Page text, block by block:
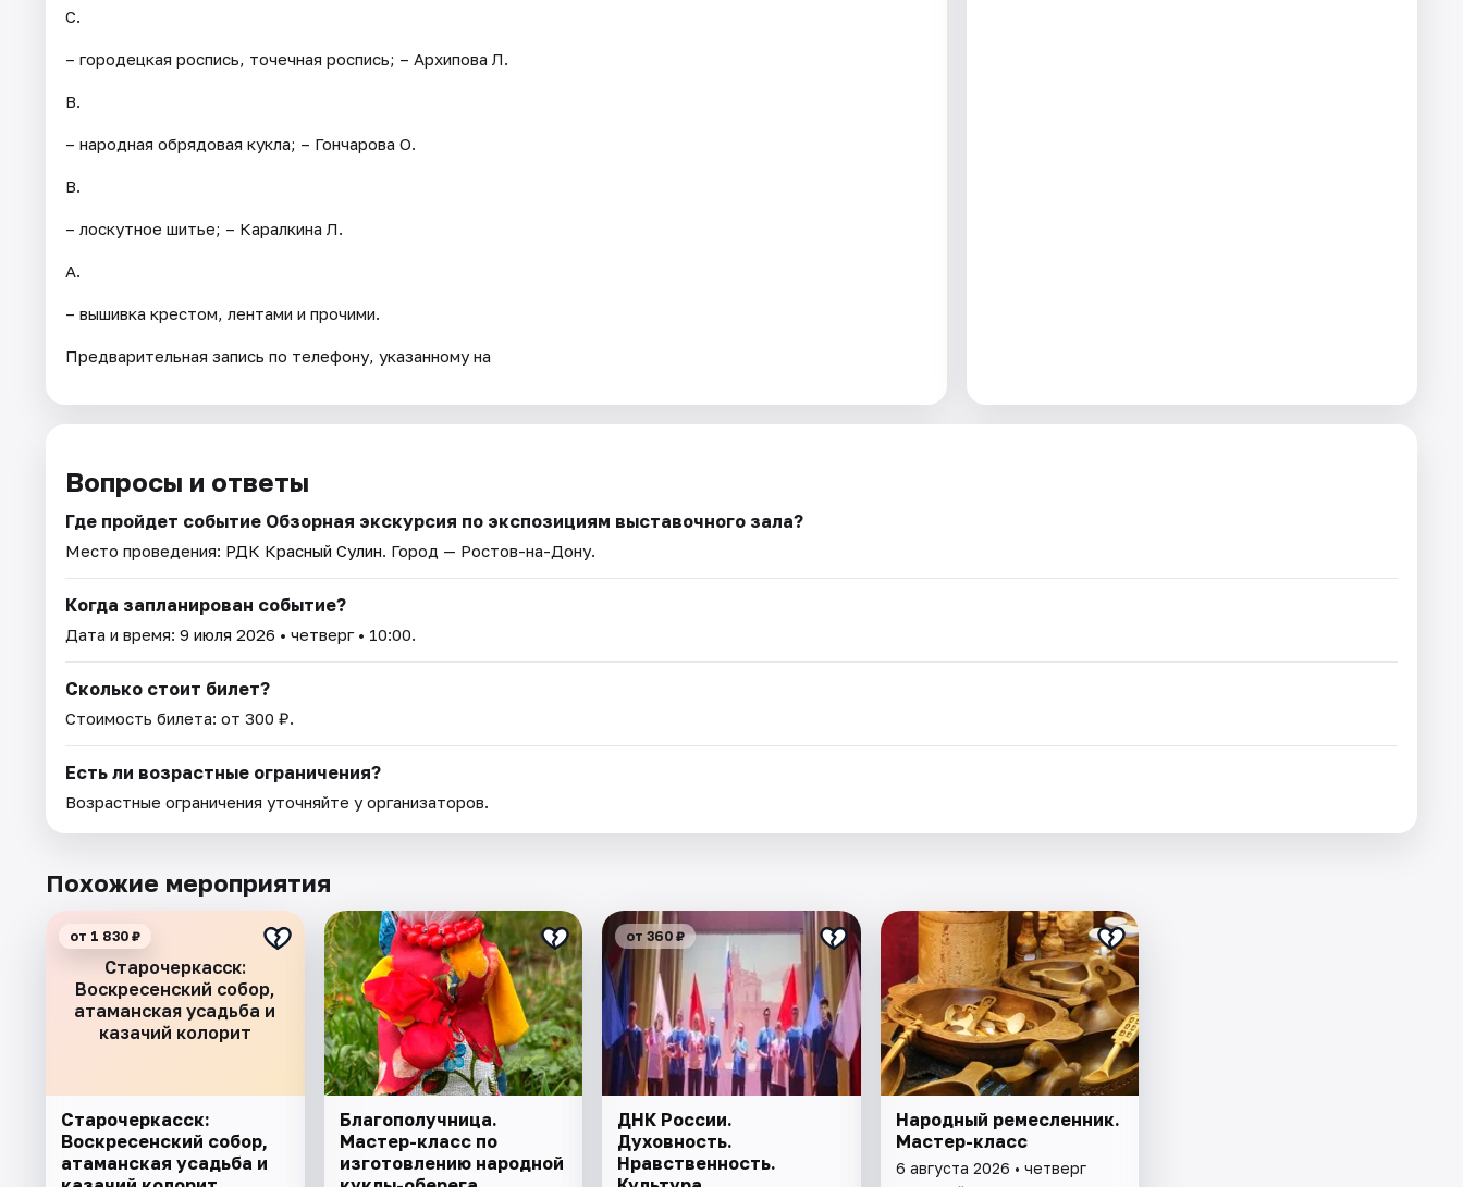
С.
– городецкая роспись, точечная роспись; – Архипова Л.
В.
– народная обрядовая кукла; – Гончарова О.
В.
– лоскутное шитье; – Каралкина Л.
А.
– вышивка крестом, лентами и прочими.
Предварительная запись по телефону, указанному на
Вопросы и ответы
Где пройдет событие Обзорная экскурсия по экспозициям выставочного зала?
Место проведения: РДК Красный Сулин. Город — Ростов-на-Дону.
Когда запланирован событие?
Дата и время: 9 июля 2026 • четверг • 10:00.
Сколько стоит билет?
Стоимость билета: от 300 ₽.
Есть ли возрастные ограничения?
Возрастные ограничения уточняйте у организаторов.
Похожие мероприятия
Старочеркасск:
Воскресенский собор,
атаманская усадьба и
казачий колорит
от 1 830 ₽
Старочеркасск:
Воскресенский собор,
атаманская усадьба и
Благополучница.
Мастер-класс по
изготовлению народной
от 360 ₽
ДНК России.
Духовность.
Нравственность.
Народный ремесленник.
Мастер-класс
6 августа 2026 • четверг